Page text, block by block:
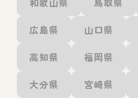
広島県 山口県
高知県 福岡県
大分県 宮崎県